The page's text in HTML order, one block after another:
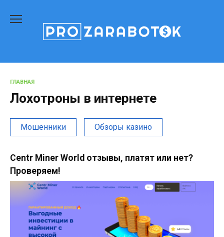
содержанию
ГЛАВНАЯ
Лохотроны в интернете
Мошенники Обзоры казино
Centr Miner World отзывы, платят или нет?
Проверяем!